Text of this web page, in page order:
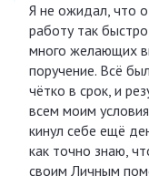
Я не ожидал, что
работу так
много желающих
поручение. Всё
чётко в срок, и
всем моим
кинул себе ещё
как точно знаю,
своим Личным